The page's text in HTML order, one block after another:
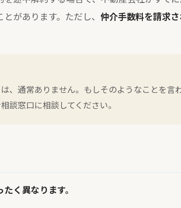
があります。ただし、 仲介手数料を請求
、通常ありません。もしそのようなことを言
談窓口に相談してください。
く異なります。